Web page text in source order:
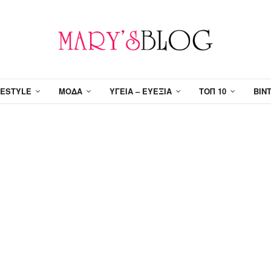
ΜΌΔΑ ΥΓΕΊΑ – ΕΥΕΞΊΑ ΤΟΠ 10